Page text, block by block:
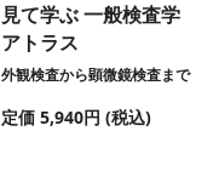
見て学ぶ 一般検査学
アトラス
外観検査から顕微鏡検査まで
定価 5,940円 (税込)